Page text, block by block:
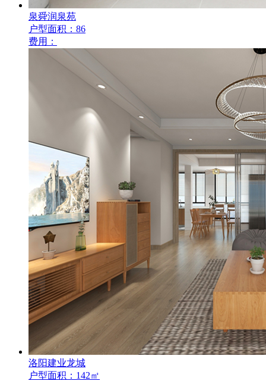
泉舜润泉苑
户型面积：86
费用：
洛阳建业龙城
户型面积：142㎡